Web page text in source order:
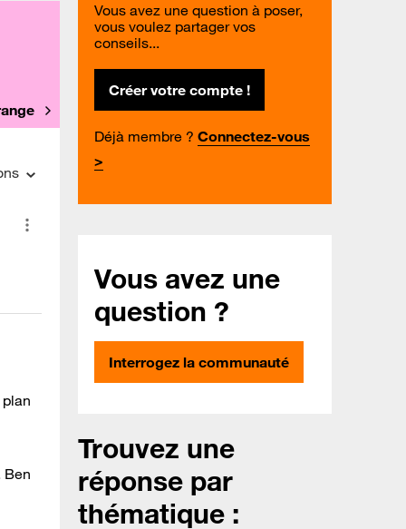
Ben
Vous avez une question à poser,
vous voulez partager vos
conseils...
Créer votre compte !
Déjà membre ? Connectez-vous
>
Vous avez une
question ?
Interrogez la communauté
Trouvez une
réponse par
thématique :